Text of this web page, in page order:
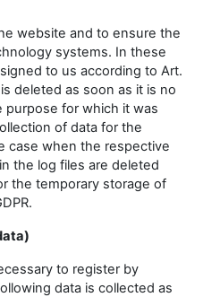
website and to ensure the
systems. In these
to us according to Art.
deleted as soon as it is no
purpose for which it was
of data for the
case when the respective
the log files are deleted
the temporary storage of
to register by
data is collected as